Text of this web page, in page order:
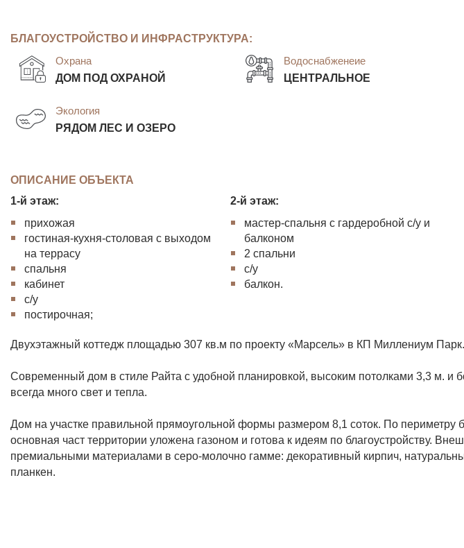
БЛАГОУСТРОЙСТВО И ИНФРАСТРУКТУРА:
Охрана
ДОМ ПОД ОХРАНОЙ
Водоснабженеие
ЦЕНТРАЛЬНОЕ
Экология
РЯДОМ ЛЕС И ОЗЕРО
ОПИСАНИЕ ОБЪЕКТА
1-й этаж:
прихожая
гостиная-кухня-столовая с выходом
на террасу
спальня
кабинет
с/у
постирочная;
2-й этаж:
мастер-спальня с гардеробной с/у и
балконом
2 спальни
с/у
балкон.
Двухэтажный коттедж площадью 307 кв.м по проекту «Марсель» в КП Миллениум Парк.
Современный дом в стиле Райта с удобной планировкой, высоким потолками 3,3 м.
всегда много свет и тепла.
Дом на участке правильной прямоугольной формы размером 8,1 соток. По периметру
основная част территории уложена газоном и готова к идеям по благоустройству.
премиальными материалами в серо-молочно гамме: декоративный кирпич,
планкен.